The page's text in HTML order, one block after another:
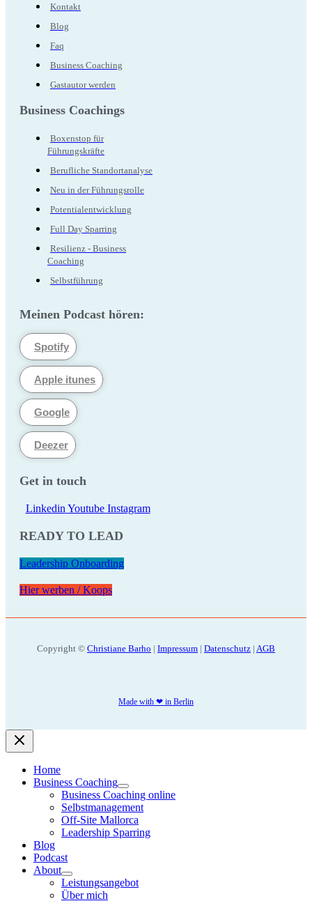
Kontakt
Blog
Faq
Business Coaching
Gastautor werden
Business Coachings
Boxenstop für
Führungskräfte
Berufliche Standortanalyse
Neu in der Führungsrolle
Potentialentwicklung
Full Day Sparring
Resilienz - Business
Coaching
Selbstführung
Meinen Podcast hören:
Spotify
Apple itunes
Google
Deezer
Get in touch
Linkedin Youtube Instagram
READY TO LEAD
Leadership Onboarding
Hier werben / Koops
Copyright © Christiane Barho | Impressum | Datenschutz | AGB
Made with ❤ in Berlin
Home
Business Coaching
Business Coaching online
Selbstmanagement
Off-Site Mallorca
Leadership Sparring
Blog
Podcast
About
Leistungsangebot
Über mich